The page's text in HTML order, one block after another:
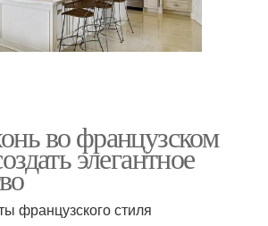
во французском
элегантное
французского стиля